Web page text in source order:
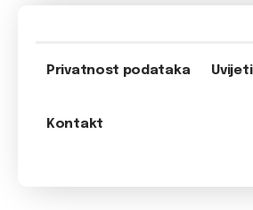
Privatnost podataka
Kontakt